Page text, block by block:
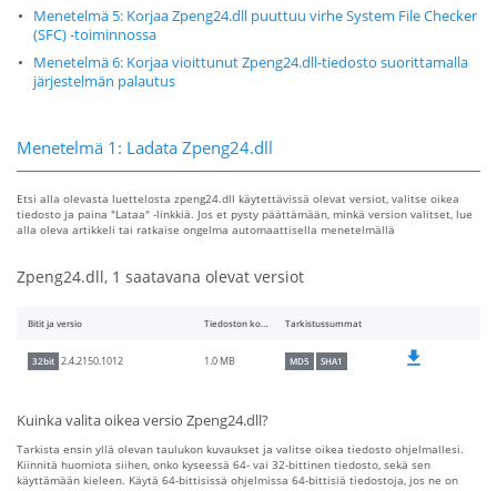
Menetelmä 5: Korjaa Zpeng24.dll puuttuu virhe System File Checker
(SFC) -toiminnossa
Menetelmä 6: Korjaa vioittunut Zpeng24.dll-tiedosto suorittamalla
järjestelmän palautus
Menetelmä 1: Ladata Zpeng24.dll
Etsi alla olevasta luettelosta zpeng24.dll käytettävissä olevat versiot, valitse oikea
tiedosto ja paina "Lataa" -linkkiä. Jos et pysty päättämään, minkä version valitset, lue
alla oleva artikkeli tai ratkaise ongelma automaattisella menetelmällä
Zpeng24.dll, 1 saatavana olevat versiot
Bitit ja versio Tiedoston koko Tarkistussummat
32bit 2.4.2150.1012 1.0 MB MD5 SHA1
Kuinka valita oikea versio Zpeng24.dll?
Tarkista ensin yllä olevan taulukon kuvaukset ja valitse oikea tiedosto ohjelmallesi.
Kiinnitä huomiota siihen, onko kyseessä 64- vai 32-bittinen tiedosto, sekä sen
käyttämään kieleen. Käytä 64-bittisissä ohjelmissa 64-bittisiä tiedostoja, jos ne on